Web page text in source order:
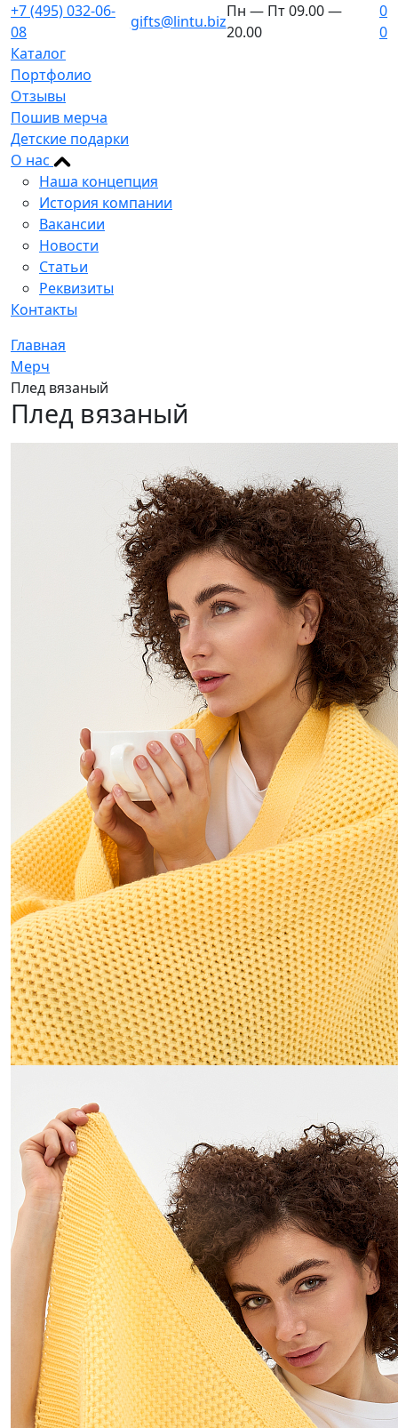
+7 (495) 032-06-
08
gifts@lintu.biz
Пн — Пт 09.00 —
20.00
0
0
Каталог
Портфолио
Отзывы
Пошив мерча
Детские подарки
О нас
Наша концепция
История компании
Вакансии
Новости
Статьи
Реквизиты
Контакты
Главная
Мерч
Плед вязаный
Плед вязаный